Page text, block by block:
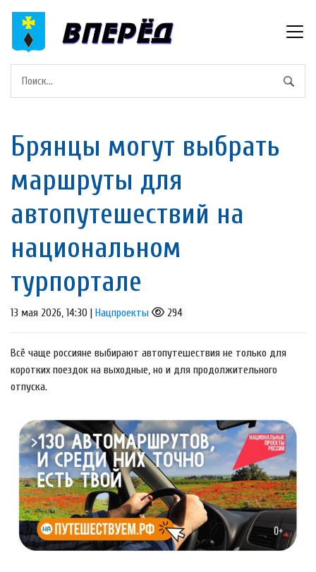
Брянцы могут выбрать
маршруты для
автопутeшeствий на
национальном
турпортале
13 мая 2026, 14:30 | Нацпроекты 294
Всё чаще россияне выбирают автопутешествия не только для
коротких поездок на выходные, но и для продолжительного
отпуска.